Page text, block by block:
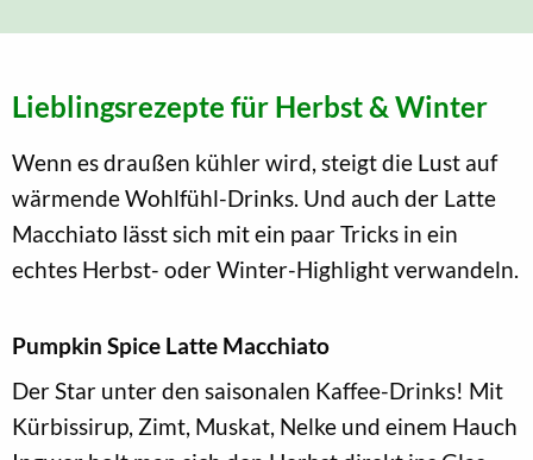
Lieblingsrezepte für Herbst & Winter
Wenn es draußen kühler wird, steigt die Lust auf
wärmende Wohlfühl-Drinks. Und auch der Latte
Macchiato lässt sich mit ein paar Tricks in ein
echtes Herbst- oder Winter-Highlight verwandeln.
Pumpkin Spice Latte Macchiato
Der Star unter den saisonalen Kaffee-Drinks! Mit
Kürbissirup, Zimt, Muskat, Nelke und einem Hauch